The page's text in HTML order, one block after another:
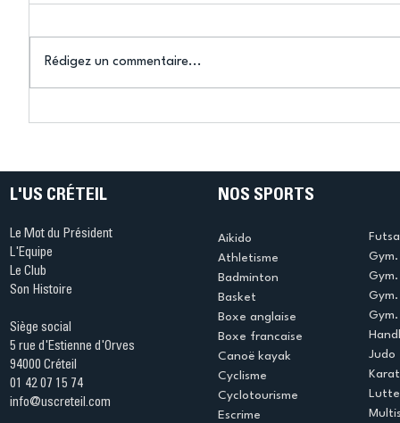
Rédigez un commentaire...
L'US CRÉTEIL
Le Mot du Président
L'Equipe
Le Club
Son Histoire
Siège social
5 rue d'Estienne d'Orves
94000 Créteil
01 42 07 15 74
info@uscreteil.com
NOS SPORTS
Aikido
Athletisme
Badminton
Basket
Boxe anglaise
Boxe francaise
Canoë kayak
Cyclisme
Cyclotourisme
Escrime
Judo
Lutte